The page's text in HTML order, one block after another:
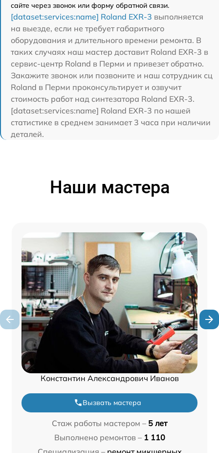
сайте через звонок или форму обратной связи.
[dataset:services:name] Roland EXR-3 выполняется
на выезде, если не требует габаритного
оборудования и длительного времени ремонта. В
таких случаях наш мастер доставит Roland EXR-3 в
сервис-центр Roland в Перми и привезет обратно.
Закажите звонок или позвоните и наш сотрудник сц
Roland в Перми проконсультирует и озвучит
стоимость работ над синтезатора Roland EXR-3.
[dataset:services:name] Roland EXR-3 по нашей
статистике в среднем занимает 3 часа при наличии
деталей.
Наши мастера
Константин Александрович Иванов
Вызвать мастера
Стаж работы мастером – 5 лет
Выполнено ремонтов – 1 110